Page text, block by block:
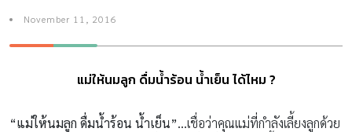
November 11, 2016
แม่ให้นมลูก ดื่มน้ำร้อน น้ำเย็น ได้ไหม ?
“แม่ให้นมลูก ดื่มน้ำร้อน น้ำเย็น”…เชื่อว่าคุณแม่ที่กำลังเลี้ยงลูกด้วย